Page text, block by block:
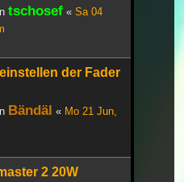
tschosef « Sa 04
der Fader
Bändäl « Mo 21 Jun,
2 20W